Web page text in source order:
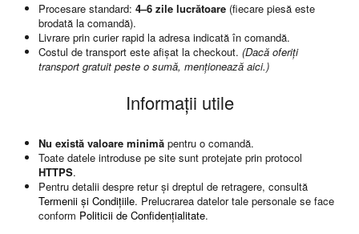
Procesare standard: 4–6 zile lucrătoare (fiecare piesă este
brodată la comandă).
Livrare prin curier rapid la adresa indicată în comandă.
Costul de transport este afișat la checkout. (Dacă oferiți
transport gratuit peste o sumă, menționează aici.)
Informații utile
Nu există valoare minimă pentru o comandă.
Toate datele introduse pe site sunt protejate prin protocol
HTTPS.
Pentru detalii despre retur și dreptul de retragere, consultă
Termenii și Condițiile. Prelucrarea datelor tale personale se face
conform Politicii de Confidențialitate.